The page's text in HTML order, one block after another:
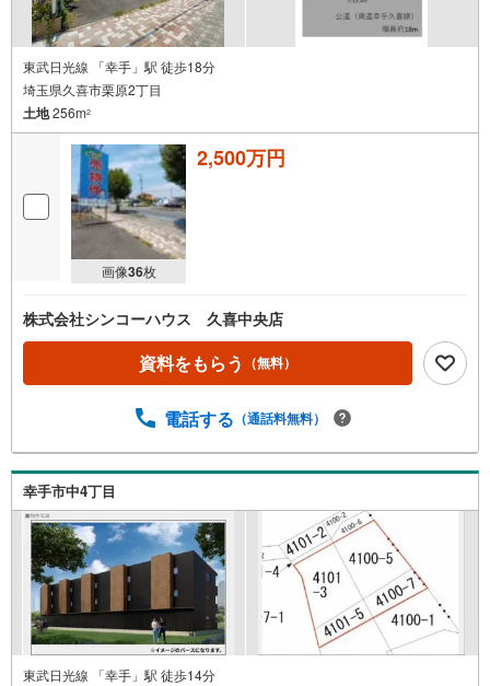
東武日光線 「幸手」駅 徒歩18分
埼玉県久喜市栗原2丁目
土地256m2
画像36枚
2,500万円
株式会社シンコーハウス 久喜中央店
資料をもらう （無料）
電話する （通話料無料）
幸手市中4丁目
東武日光線 「幸手」駅 徒歩14分